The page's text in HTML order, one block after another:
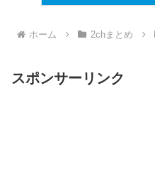
ホーム 2chまとめ
スポンサーリンク